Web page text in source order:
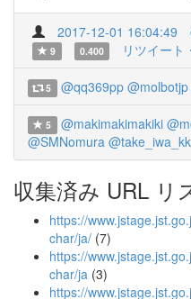
2017-12-01 16:04:49
9
0.400 リツイート
5 @qq369pp @molbotjp
5 @makimakimakiki
@SMNomura @take_iwa_kk
収集済み URL リ
https://
char/ja/ (7)
https://
char/ja (3)
https://